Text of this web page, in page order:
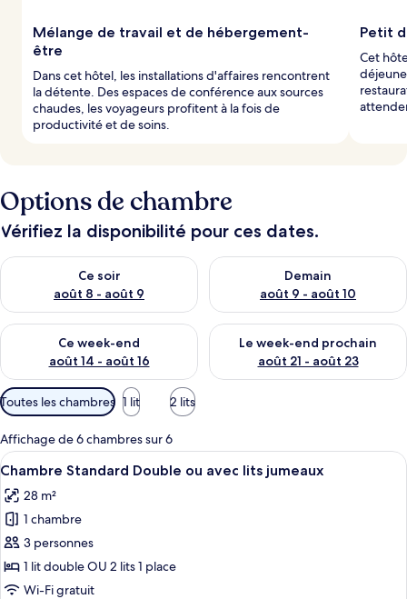
Mélange de travail et de hébergement-
être
Dans cet hôtel, les installations d'affaires rencontrent
la détente. Des espaces de conférence aux sources
chaudes, les voyageurs profitent à la fois de
productivité et de soins.
Petit
Cet
Options de chambre
Vérifiez la disponibilité pour ces dates.
Ce soir
août 8 - août 9
Vérifier la disponibilité pour ce soir août 8 - août 9
Demain
août 9 - août 10
Vérifier la disponibilité pour
Ce week-end
août 14 - août 16
Vérifier la disponibilité pour ce week-end août 14 - août 16
Le week-end prochain
août 21 - août 23
Vérifier la disponibilité pour
Filtres
disponibles
pour
les
chambres
Toutes les chambres 1 lit 2 lits
Affichage de 6 chambres sur 6
Afficher
toutes
les
photos
pour
ce
type
Une chambre d’hôtel avec un lit, un
12
Chambre Standard Double ou avec lits jumeaux
28 m²
1 chambre
3 personnes
1 lit double OU 2 lits 1 place
Wi-Fi gratuit